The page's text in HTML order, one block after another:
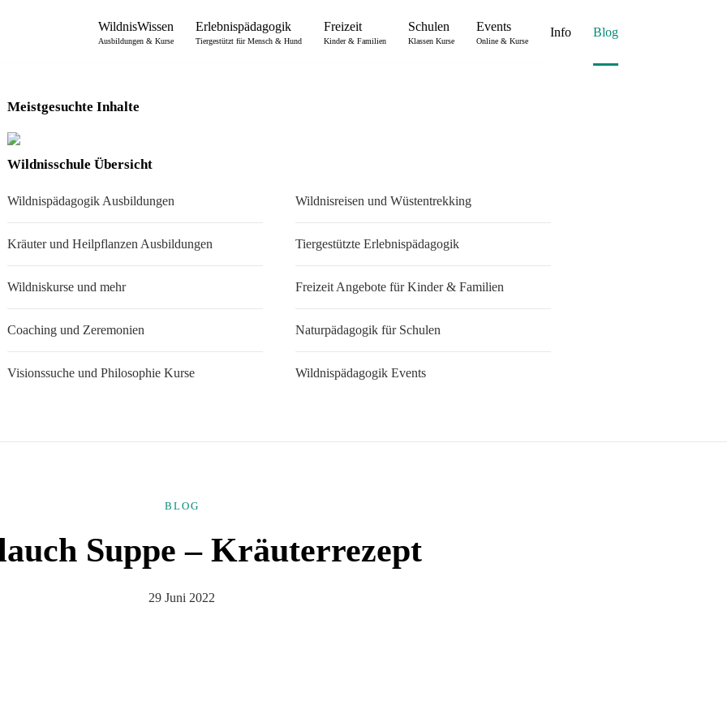
WildnisWissen
Ausbildungen & Kurse
Erlebnispädagogik
Tiergestützt für Mensch & Hund
Freizeit
Kinder & Familien
Schulen
Klassen Kurse
Events
Online & Kurse
Info Blog
Meistgesuchte InhalteWildnispädagogik Ausbildung Basis
Wildnisschule Übersicht
Wildnispädagogik Ausbildungen
Kräuter und Heilpflanzen Ausbildungen
Wildniskurse und mehr
Coaching und Zeremonien
Visionssuche und Philosophie Kurse
Wildnisreisen und Wüstentrekking
Tiergestützte Erlebnispädagogik
Freizeit Angebote für Kinder & Familien
Naturpädagogik für Schulen
Wildnispädagogik Events
BLOG
Suppe – Kräuterrezept
29 Juni 2022